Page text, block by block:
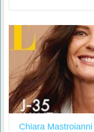
Chiara Mastroianni